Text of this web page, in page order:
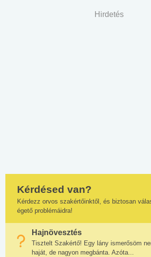
Hirdetés
Kérdésed van?
Kérdezz orvos szakértőinktől, és biztosan
égető problémáidra!
Hajnövesztés
Tisztelt Szakértő! Egy lány ismerősöm
haját, de nagyon megbánta. Azóta...